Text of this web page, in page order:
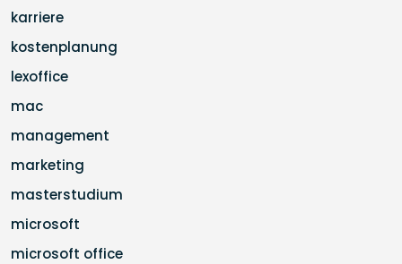
karriere
kostenplanung
lexoffice
mac
management
marketing
masterstudium
microsoft
microsoft office